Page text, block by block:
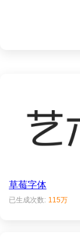
草莓字体
已生成次数: 115万